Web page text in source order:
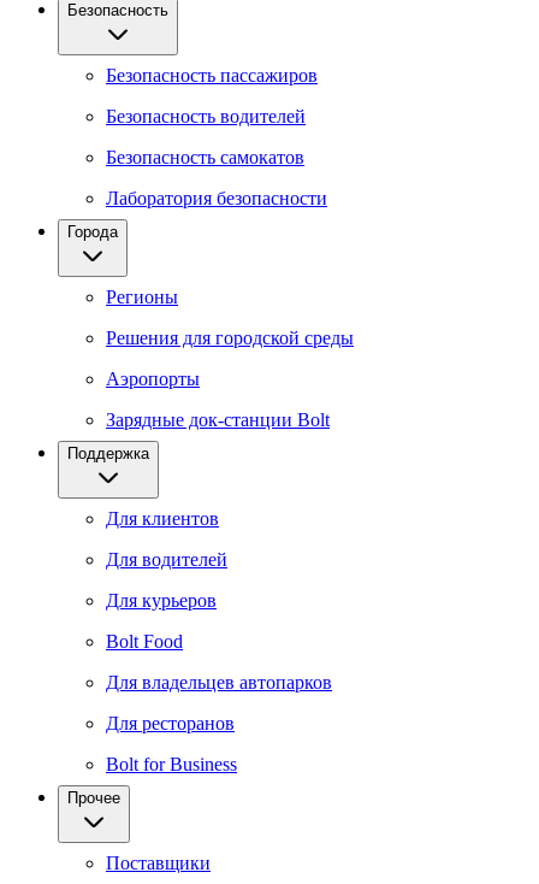
Безопасность
Безопасность пассажиров
Безопасность водителей
Безопасность самокатов
Лаборатория безопасности
Города
Регионы
Решения для городской среды
Аэропорты
Зарядные док-станции Bolt
Поддержка
Для клиентов
Для водителей
Для курьеров
Bolt Food
Для владельцев автопарков
Для ресторанов
Bolt for Business
Прочее
Поставщики